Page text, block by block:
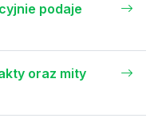
podaje
oraz mity